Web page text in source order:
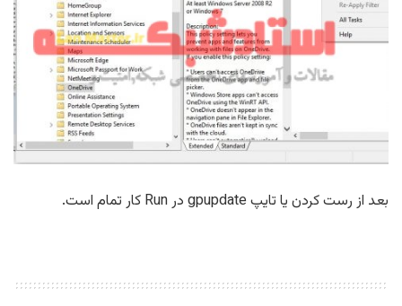
بعد از رست کردن یا تایپ gpupdate در Run کار تمام است.